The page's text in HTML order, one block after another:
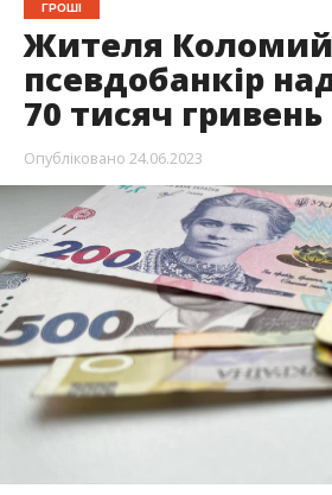
ГРОШІ
Жителя
псевдобанкір
70 тисяч гривень
Опубліковано 24.06.2023